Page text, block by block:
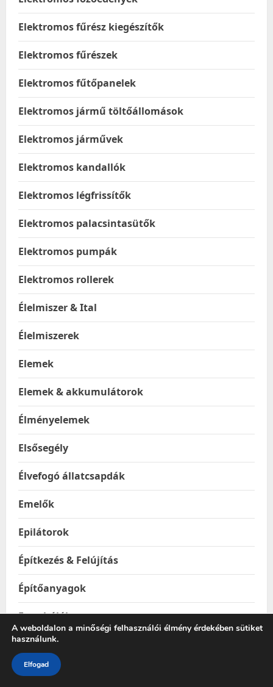
Elektromos fűrész kiegészítők
Elektromos fűrészek
Elektromos fűtőpanelek
Elektromos jármű töltőállomások
Elektromos járművek
Elektromos kandallók
Elektromos légfrissítők
Elektromos palacsintasütők
Elektromos pumpák
Elektromos rollerek
Élelmiszer & Ital
Élelmiszerek
Elemek
Elemek & akkumulátorok
Élményelemek
Elsősegély
Élvefogó állatcsapdák
Emelők
Epilátorok
Építkezés & Felújítás
Építőanyagok
Ereszhálók
Esővízgyűjtő tartályok
Esőztetők és locsolók
A weboldalon a minőségi felhasználói élmény érdekében sütiket
használunk.
Elfogad